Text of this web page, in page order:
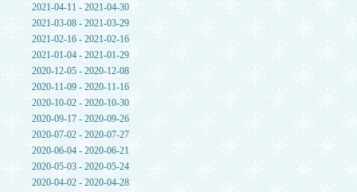
2021-04-11 - 2021-04-30
2021-03-08 - 2021-03-29
2021-02-16 - 2021-02-16
2021-01-04 - 2021-01-29
2020-12-05 - 2020-12-08
2020-11-09 - 2020-11-16
2020-10-02 - 2020-10-30
2020-09-17 - 2020-09-26
2020-07-02 - 2020-07-27
2020-06-04 - 2020-06-21
2020-05-03 - 2020-05-24
2020-04-02 - 2020-04-28